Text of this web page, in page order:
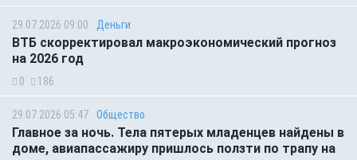
29.07.2026 09:00 Деньги
ВТБ скорректировал макроэкономический прогноз
на 2026 год
0 186
29.07.2026 05:47 Общество
Главное за ночь. Тела пятерых младенцев найдены в
доме, авиапассажиру пришлось ползти по трапу на